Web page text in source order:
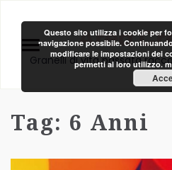
Area
Granelli di vita passata
Tag: 6 Anni
Questo sito utilizza i cookie per
navigazione possibile.
modificare le impostazioni dei
permetti al loro utilizzo.